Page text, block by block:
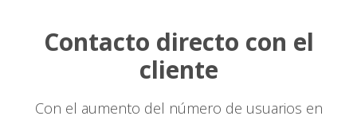
Contacto directo con el
cliente
Con el aumento del número de usuarios en